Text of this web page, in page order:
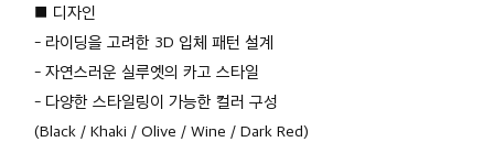
■ 디자인
- 라이딩을 고려한 3D 입체 패턴 설계
- 자연스러운 실루엣의 카고 스타일
- 다양한 스타일링이 가능한 컬러 구성
(Black / Khaki / Olive / Wine / Dark Red)